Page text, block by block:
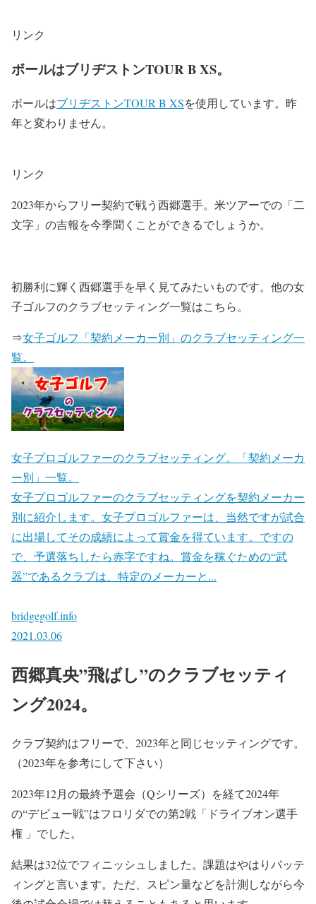
リンク
ボールはブリヂストンTOUR B XS。
ボールはブリヂストンTOUR B XSを使用しています。昨
年と変わりません。
リンク
2023年からフリー契約で戦う西郷選手。米ツアーでの「二
文字」の吉報を今季聞くことができるでしょうか。
初勝利に輝く西郷選手を早く見てみたいものです。他の女
子ゴルフのクラブセッティング一覧はこちら。
⇒女子ゴルフ「契約メーカー別」のクラブセッティング一
覧。
女子プロゴルファーのクラブセッティング。「契約メーカ
ー別」一覧。
女子プロゴルファーのクラブセッティングを契約メーカー
別に紹介します。女子プロゴルファーは、当然ですが試合
に出場してその成績によって賞金を得ています。ですの
で、予選落ちしたら赤字ですね。賞金を稼ぐための“武
器”であるクラブは、特定のメーカーと...
bridgegolf.info
2021.03.06
西郷真央”飛ばし”のクラブセッティ
ング2024。
クラブ契約はフリーで、2023年と同じセッティングです。
（2023年を参考にして下さい）
2023年12月の最終予選会（Qシリーズ）を経て2024年
の“デビュー戦”はフロリダでの第2戦「ドライブオン選手
権 」でした。
結果は32位でフィニッシュしました。課題はやはりパッテ
ィングと言います。ただ、スピン量などを計測しながら今